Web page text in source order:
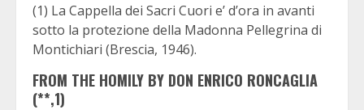
(1) La Cappella dei Sacri Cuori e’ d’ora in avanti
sotto la protezione della Madonna Pellegrina di
Montichiari (Brescia, 1946).
FROM THE HOMILY BY DON ENRICO RONCAGLIA
(**,1)